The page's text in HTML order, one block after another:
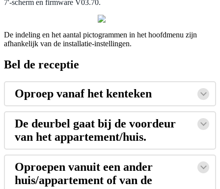
7'-scherm en firmware V03.70.
De indeling en het aantal pictogrammen in het hoofdmenu zijn
afhankelijk van de installatie-instellingen.
Bel de receptie
Oproep vanaf het kenteken
De deurbel gaat bij de voordeur
van het appartement/huis.
Oproepen vanuit een ander
huis/appartement of van de